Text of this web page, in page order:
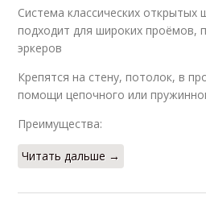
Система классических открытых
подходит для широких проёмов,
эркеров
Крепятся на стену, потолок, в
помощи цепочного или
Преимущества:
Читать дальше →